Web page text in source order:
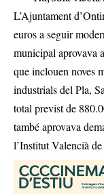
L’Ajuntament
euros a seguir
municipal aprovava
que inclouen noves
industrials del Pla,
total previst de
també aprovava
l’Institut Valencià